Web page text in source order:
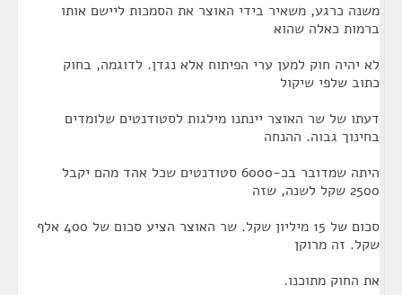
משנה כרגע, משאיר בידי האוצר את הסמכות ליישם אותו
ברמות כאלה שהוא
לא יהיה חוק למען ערי הפיתוח אלא נגדן. לדוגמה, בחוק
כתוב שלפי שיקול
דעתו של שר האוצר יינתנו מילגות לסטודנטים שלומדים
בחינוך גבוה. ההנחה
היתה שמדובר בכ-6000 סטודנטים שכל אהד מהם יקבל
2500 שקל לשנה, שזה
סכום של 15 מיליון שקל. שר האוצר הציע סכום של 400 אלף
שקל. זה מרוקן
את החוק מתוכנו.